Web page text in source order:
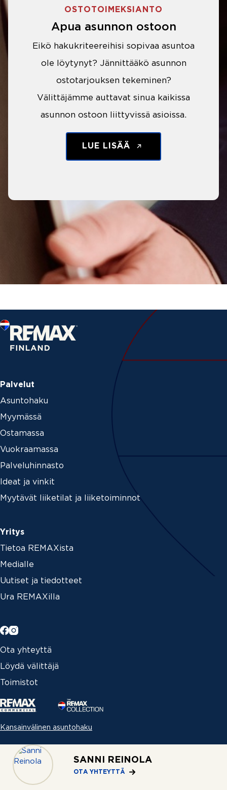
SANNI REINOLA
OTA YHTEYTTÄ
OSTOTOIMEKSIANTO
Apua asunnon ostoon
Eikö hakukriteereihisi sopivaa asuntoa
ole löytynyt? Jännittääkö asunnon
ostotarjouksen tekeminen?
Välittäjämme auttavat sinua kaikissa
asunnon ostoon liittyvissä asioissa.
LUE LISÄÄ
Palvelut
Asuntohaku
Myymässä
Ostamassa
Vuokraamassa
Palveluhinnasto
Ideat ja vinkit
Myytävät liiketilat ja liiketoiminnot
Yritys
Tietoa REMAXista
Medialle
Uutiset ja tiedotteet
Ura REMAXilla
Ota yhteyttä
Löydä välittäjä
Toimistot
Kansainvälinen asuntohaku
Each office independently owned and operated |­
Copyright © 2026 REMAX Finland